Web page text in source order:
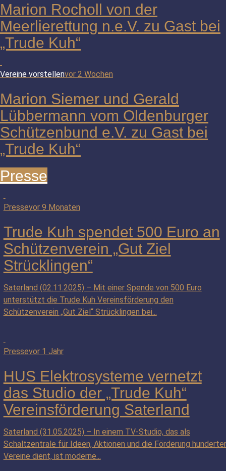
Marion Rocholl von der
Meerlierettung n.e.V. zu Gast bei
„Trude Kuh“
Vereine vorstellenvor 2 Wochen
Marion Siemer und Gerald
Lübbermann vom Oldenburger
Schützenbund e.V. zu Gast bei
„Trude Kuh“
Presse
Pressevor 9 Monaten
Trude Kuh spendet 500 Euro an
Schützenverein „Gut Ziel
Strücklingen“
Saterland (02.11.2025) – Mit einer Spende von 500 Euro
unterstützt die Trude Kuh Vereinsförderung den
Schützenverein „Gut Ziel“ Strücklingen bei...
Pressevor 1 Jahr
HUS Elektrosysteme vernetzt
das Studio der „Trude Kuh“
Vereinsförderung Saterland
Saterland (31.05.2025) – In einem TV-Studio, das als
Schaltzentrale für Ideen, Aktionen und die Förderung hunderter
Vereine dient, ist moderne...